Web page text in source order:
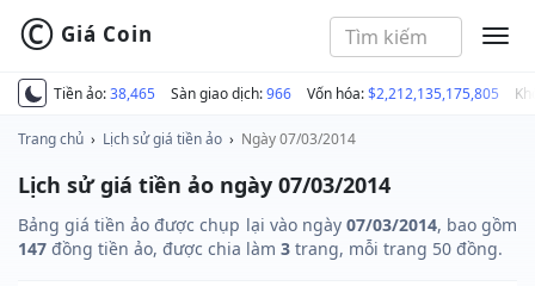
Tiền ảo:38,465 Sàn giao dịch:966 Vốn hóa:$2,212,135,175,805
© Giá Coin
Trang chủ › Lịch sử giá tiền ảo › Ngày 07/03/2014
Lịch sử giá tiền ảo ngày 07/03/2014
Bảng giá tiền ảo được chụp lại vào ngày 07/03/2014, bao gồm
147 đồng tiền ảo, được chia làm 3 trang, mỗi trang 50 đồng.